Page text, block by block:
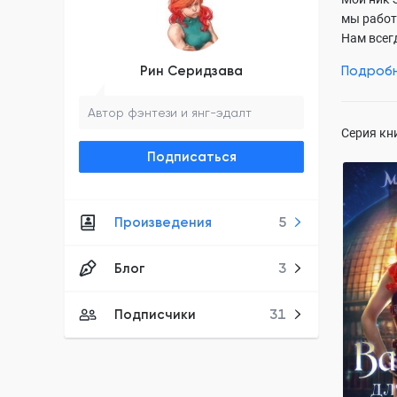
Рин Серидзава
Автор фэнтези и янг-эдалт
Подписаться
Произведения 5
Блог 3
Подписчики 31
мы
Нам
и разных!
(https://
Серия
монстра
Рин
вампиры